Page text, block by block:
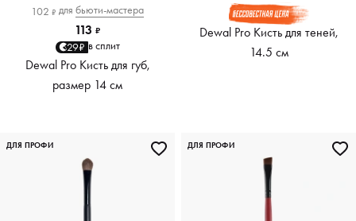
102 ₽ для бьюти-мастера
113 ₽
29₽ в сплит
Dewal Pro Кисть для губ,
размер 14 см
Dewal Pro Кисть для теней,
14.5 см
ДЛЯ ПРОФИ ДЛЯ ПРОФИ